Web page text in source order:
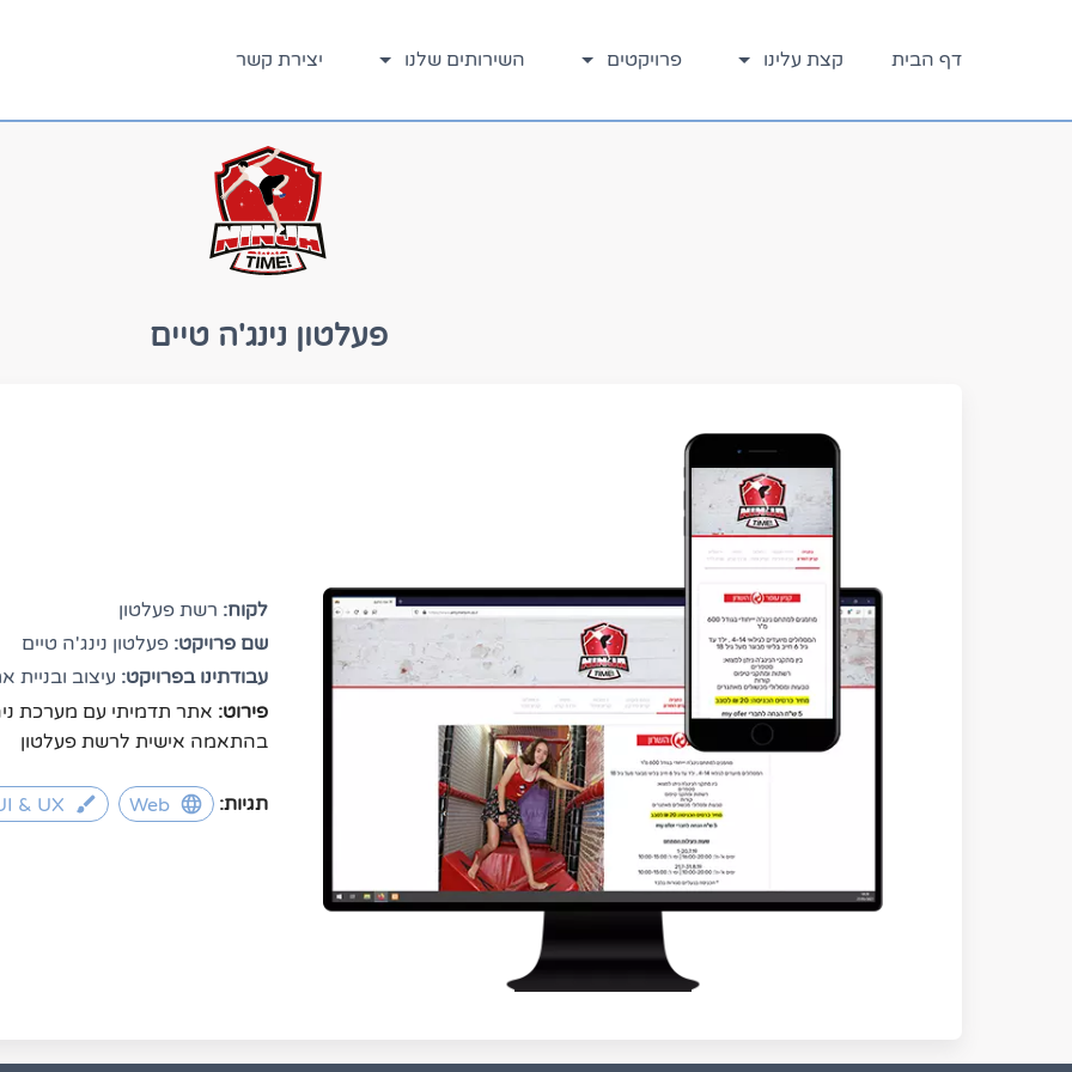
לתוכןדף הבית קצת עלינו פרויקטים השירותים שלנו יצירת קשר
פעלטון נינג'ה טיים
לקוח: רשת פעלטון
שם פרויקט: פעלטון נינג'ה טיים
עבודתינו בפרויקט: עיצוב ובניית
פירוט:
בהתאמה אישית לרשת פעלטון
תגיות: